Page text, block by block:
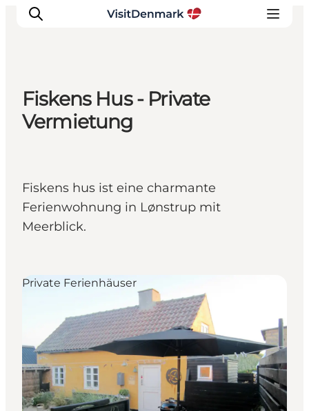
Inspiration
Reiseplanung
Fiskens Hus - Private
Vermietung
Fiskens hus ist eine charmante
Ferienwohnung in Lønstrup mit
Meerblick.
Private Ferienhäuser